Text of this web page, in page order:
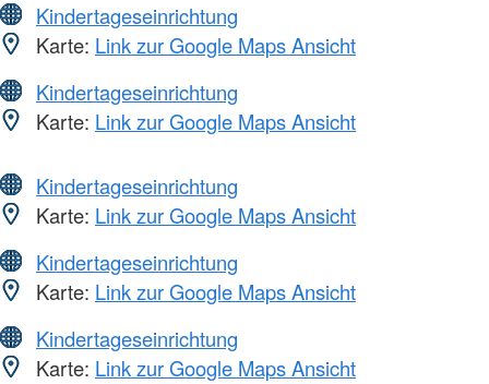
Kindertageseinrichtung
Karte: Link zur Google Maps Ansicht
Kindertageseinrichtung
Karte: Link zur Google Maps Ansicht
Kindertageseinrichtung
Karte: Link zur Google Maps Ansicht
Kindertageseinrichtung
Karte: Link zur Google Maps Ansicht
Kindertageseinrichtung
Karte: Link zur Google Maps Ansicht